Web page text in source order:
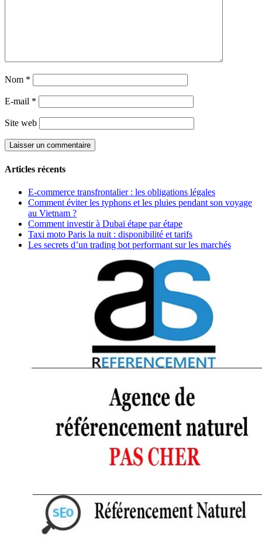
Nom *
E-mail *
Site web
Articles récents
E-commerce transfrontalier : les obligations légales
Comment éviter les typhons et les pluies pendant son voyage
au Vietnam ?
Comment investir à Dubaï étape par étape
Taxi moto Paris la nuit : disponibilité et tarifs
Les secrets d’un trading bot performant sur les marchés